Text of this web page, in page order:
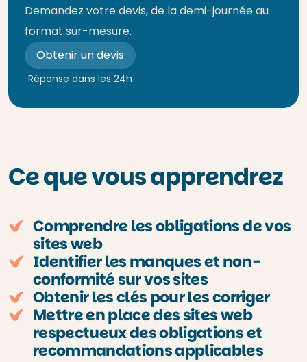
Demandez votre devis, de la demi-journée au
format sur-mesure.
Obtenir un devis
Réponse dans les 24h
Ce que vous apprendrez
Comprendre les obligations de vos
sites web
Identifier les manques et non-
conformité sur vos sites
Obtenir les clés pour les corriger
Mettre en place des sites web
respectueux des obligations et
recommandations applicables